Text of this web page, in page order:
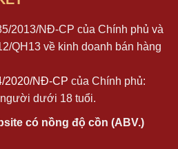
2013/NĐ-CP của Chính phủ và
QH13 về kinh doanh bán hàng
2020/NĐ-CP của Chính phủ:
dưới 18 tuổi.
có nồng độ cồn (ABV.)